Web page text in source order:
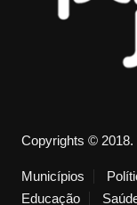
Copyrights © 2018.
Municípios
Educação